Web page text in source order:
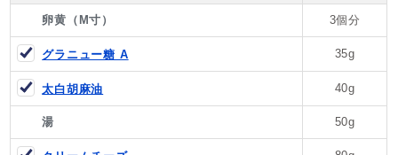
卵黄（M寸） 3個分
グラニュー糖 A 35g
太白胡麻油 40g
湯 50g